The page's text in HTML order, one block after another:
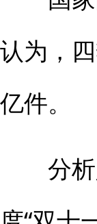
认为，
亿件。
分析